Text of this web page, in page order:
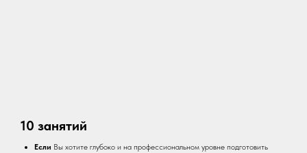
10 занятий
Если Вы хотите глубоко и на профессиональном уровне подготовить